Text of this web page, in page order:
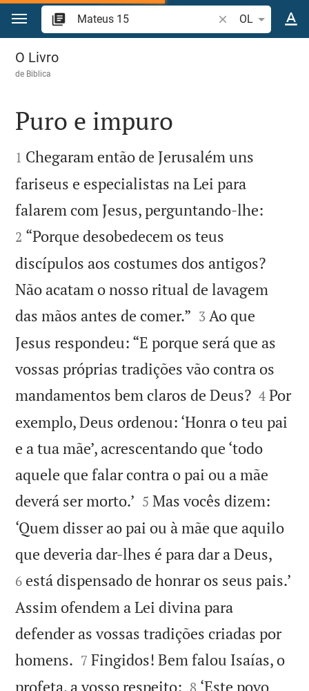
Ir para o conteúdo
Pesquise
OL
Mateus 15
O Livro
de Biblica

Puro e impuro

1 Chegaram então de Jerusalém uns
fariseus e especialistas na Lei para
falarem com Jesus, perguntando-lhe:
2 “Porque desobedecem os teus
discípulos aos costumes dos antigos?
Não acatam o nosso ritual de lavagem
das mãos antes de comer.” 

3 Ao que
Jesus respondeu: “E porque será que as
vossas próprias tradições vão contra os
mandamentos bem claros de Deus?
4 Por
exemplo, Deus ordenou: ‘Honra o teu pai
e a tua mãe’, acrescentando que ‘todo
aquele que falar contra o pai ou a mãe
deverá ser morto.’ 

5 Mas vocês dizem:
‘Quem disser ao pai ou à mãe que aquilo
que deveria dar-lhes é para dar a Deus,
6 está dispensado de honrar os seus pais.’
Assim ofendem a Lei divina para
defender as vossas tradições criadas por
homens. 

7 Fingidos! Bem falou Isaías, o
profeta, a vosso respeito: 

8 ‘Este povo